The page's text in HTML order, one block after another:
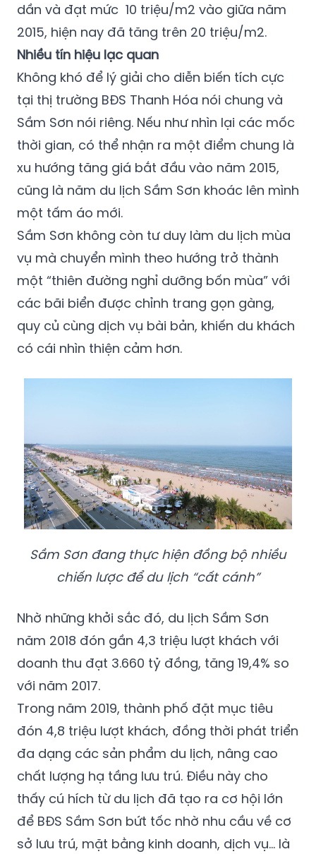
dần và đạt mức 10 triệu/m2 vào giữa năm
2015, hiện nay đã tăng trên 20 triệu/m2.
Nhiều tín hiệu lạc quan
Không khó để lý giải cho diễn biến tích cực
tại thị trường BĐS Thanh Hóa nói chung và
Sầm Sơn nói riêng. Nếu như nhìn lại các mốc
thời gian, có thể nhận ra một điểm chung là
xu hướng tăng giá bắt đầu vào năm 2015,
cũng là năm du lịch Sầm Sơn khoác lên mình
một tấm áo mới.
Sầm Sơn không còn tư duy làm du lịch mùa
vụ mà chuyển mình theo hướng trở thành
một “thiên đường nghỉ dưỡng bốn mùa” với
các bãi biển được chỉnh trang gọn gàng,
quy củ cùng dịch vụ bài bản, khiến du khách
có cái nhìn thiện cảm hơn.
Sầm Sơn đang thực hiện đồng bộ nhiều
chiến lược để du lịch “cất cánh”
Nhờ những khởi sắc đó, du lịch Sầm Sơn
năm 2018 đón gần 4,3 triệu lượt khách với
doanh thu đạt 3.660 tỷ đồng, tăng 19,4% so
với năm 2017.
Trong năm 2019, thành phố đặt mục tiêu
đón 4,8 triệu lượt khách, đồng thời phát triển
đa dạng các sản phẩm du lịch, nâng cao
chất lượng hạ tầng lưu trú. Điều này cho
thấy cú hích từ du lịch đã tạo ra cơ hội lớn
để BĐS Sầm Sơn bứt tốc nhờ nhu cầu về cơ
sở lưu trú, mặt bằng kinh doanh, dịch vụ… là